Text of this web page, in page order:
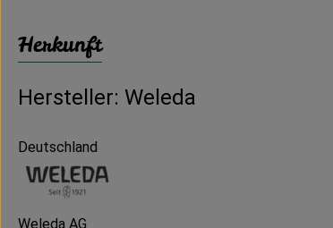
Herkunft
Hersteller: Weleda
Deutschland
Weleda AG